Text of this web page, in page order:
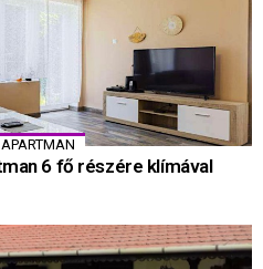
6 fő részére klímával